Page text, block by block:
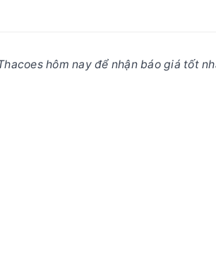
hôm nay để nhận báo giá tốt